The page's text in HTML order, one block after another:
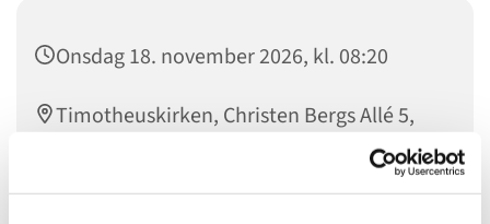
Onsdag 18. november 2026, kl. 08:20
Timotheuskirken, Christen Bergs Allé 5,